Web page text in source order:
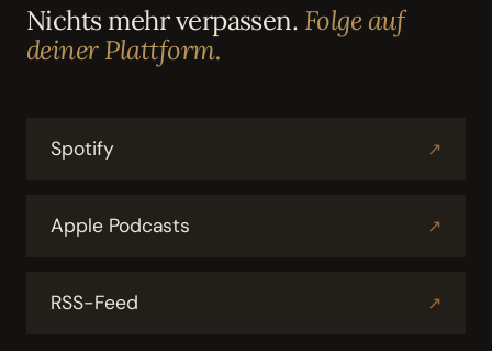
Nichts mehr verpassen. Folge auf
deiner Plattform.
Spotify ↗
Apple Podcasts ↗
RSS-Feed ↗